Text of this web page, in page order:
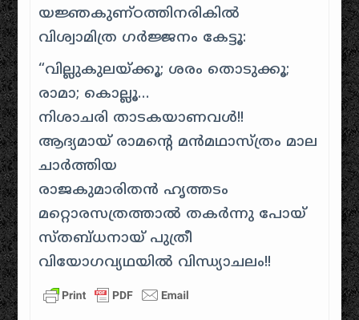
യജ്ഞകുണ്ഠത്തിനരികില്‍
വിശ്വാമിത്ര ഗര്‍ജ്ജനം കേട്ടൂ:
“വില്ലുകുലയ്ക്കൂ; ശരം തൊടുക്കൂ;
രാമാ; കൊല്ലൂ…
നിശാചരി താടകയാണവള്‍!!
ആദ്യമായ് രാമന്റെ മന്‍മഥാസ്ത്രം മാല
ചാര്‍ത്തിയ
രാജകുമാരിതന്‍ ഹൃത്തടം
മറ്റൊരസത്രത്താല്‍ തകര്‍ന്നു പോയ്
സ്തബ്ധനായ് പുത്രീ
വിയോഗവ്യഥയില്‍ വിന്ധ്യാചലം!!